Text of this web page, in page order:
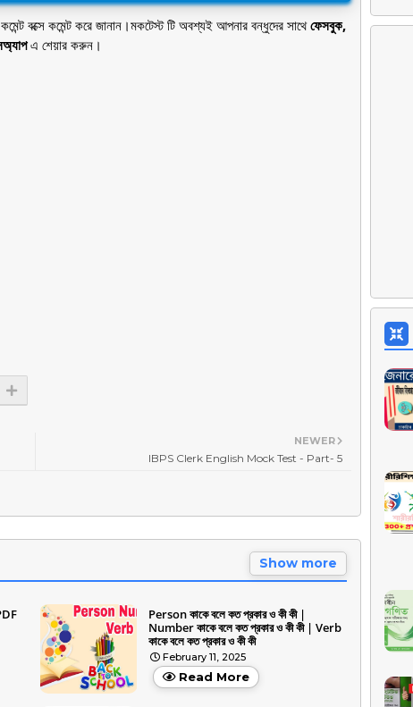
বক্সে কমেন্ট করে জানান।মকটেস্ট টি অবশ্যই আপনার বন্ধুদের সাথেফেসবুক,
এ শেয়ার করুন।
NEWER
IBPS Clerk English Mock Test - Part- 5
Show more
Person কাকে বলে কত প্রকার ও কী কী |
Number কাকে বলে কত প্রকার ও কী কী | Verb
কাকে বলে কত প্রকার ও কী কী
February 11, 2025
Read More